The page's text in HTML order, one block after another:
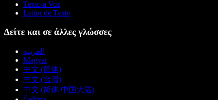
Texto a Voz
Leitor de Texto
Δείτε και σε άλλες γλώσσες
العربية
Magyar
中文 (简体)
中文 (台灣)
中文 (简体 中国大陆)